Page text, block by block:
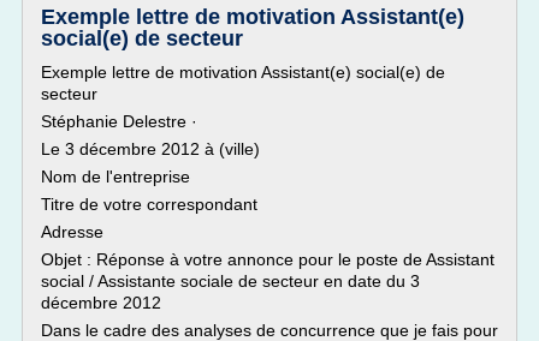
Exemple lettre de motivation Assistant(e)
social(e) de secteur
Exemple lettre de motivation Assistant(e) social(e) de
secteur
Stéphanie Delestre ·
Le 3 décembre 2012 à (ville)
Nom de l'entreprise
Titre de votre correspondant
Adresse
Objet : Réponse à votre annonce pour le poste de Assistant
social / Assistante sociale de secteur en date du 3
décembre 2012
Dans le cadre des analyses de concurrence que je fais pour